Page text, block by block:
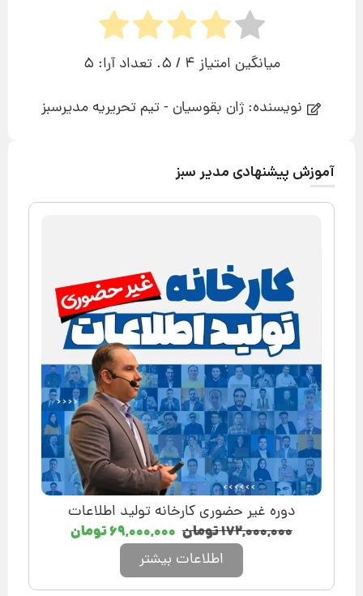
میانگین امتیاز 4 / 5. تعداد آرا:
5
نویسنده: ژان بقوسیان - تیم تحریریه مدیرسبز
آموزش پیشنهادی مدیر سبز
دوره غیر حضوری کارخانه تولید اطلاعات
۱۷۲,۰۰۰,۰۰۰تومان ۶۹,۰۰۰,۰۰۰تومان
اطلاعات بیشتر